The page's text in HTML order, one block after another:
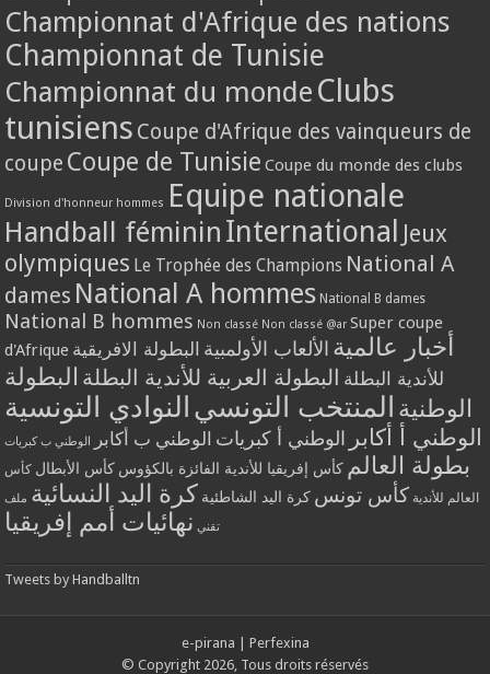
Championnat d'Afrique des nations
Championnat de Tunisie
Championnat du monde Clubs
tunisiens Coupe d'Afrique des vainqueurs de
coupe Coupe de Tunisie Coupe du monde des clubs
Division d'honneur hommes Equipe nationale
Handball féminin International Jeux
olympiques Le Trophée des Champions National A
dames National A hommes National B dames
National B hommes Non classé Non classé @ar Super coupe
d'Afrique
أخبار عالمية الألعاب الأولمبية البطولة الافريقية
للأندية البطلة البطولة العربية للأندية البطلة البطولة
الوطنية المنتخب التونسي النوادي التونسية
الوطني أ أكابر الوطني أ كبريات الوطني ب أكابر الوطني ب كبريات
بطولة العالم كأس إفريقيا للأندية الفائزة بالكؤوس كأس الأبطال كأس
العالم للأندية كأس تونس كرة اليد الشاطئية كرة اليد النسائية ملف
تقني نهائيات أمم إفريقيا
Tweets by Handballtn
e-pirana
Perfexina
© Copyright 2026, Tous droits réservés